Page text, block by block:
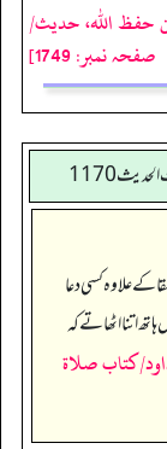
حفظ اللہ، حدیث/
صفحہ نمبر: 1749]
1170
کے علاوہ کسی دعا
اتنا اٹھاتے کہ
كتاب صلاة